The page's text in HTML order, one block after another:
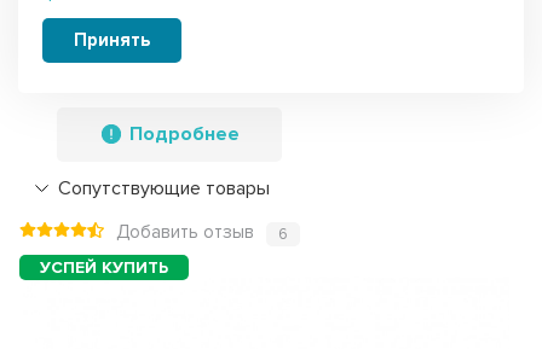
под анод М6, контакты под винт +
прокладка, 10055K1
Подробнее
Сопутствующие товары
Добавить отзыв 6
Принять